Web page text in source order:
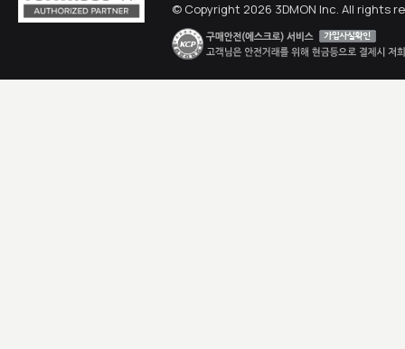
© Copyright 2026 3DMON Inc. All rights